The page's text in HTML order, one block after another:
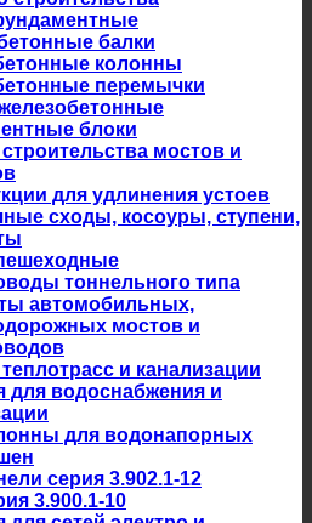
балки
колонны
перемычки
блоки
мостов и
для удлинения устоев
сходы, косоуры, ступени,
тоннельного типа
автомобильных,
мостов и
и канализации
для водоснабжения и
для водонапорных
серия 3.902.1-12
3.900.1-10